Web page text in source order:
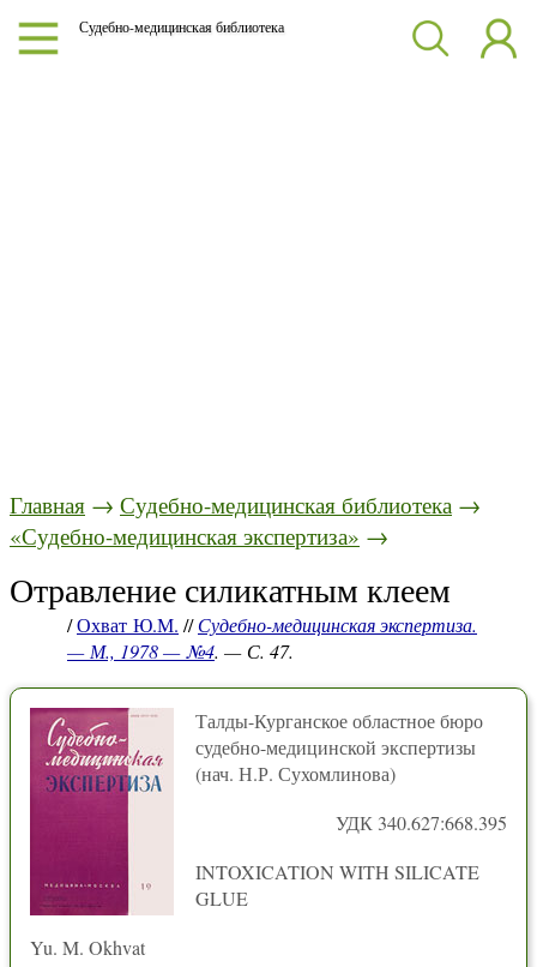
Судебно-медицинская библиотека
Главная → Судебно-медицинская библиотека →
«Судебно-медицинская экспертиза» →
Отравление силикатным клеем
/Охват Ю.М. //Судебно-медицинская экспертиза.
— М., 1978 — №4. — С. 47.
Талды-Курганское областное бюро
судебно-медицинской экспертизы
(нач. Н.Р. Сухомлинова)
УДК 340.627:668.395
INTOXICATION WITH SILICATE
GLUE
Yu. M. Okhvat